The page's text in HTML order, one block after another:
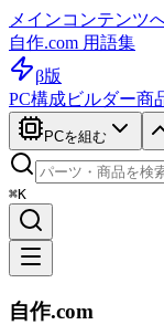
メインコンテンツ
自作.com 用語集
β版
PC構成ビルダー商
PCを組む
⌘K
自作.com